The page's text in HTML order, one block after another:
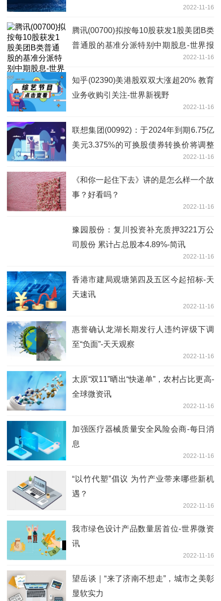
2022-11-16
腾讯(00700)拟按每10股获发1股美团B类
普通股的基准分派特别中期股息-世界报
2022-11-16
知乎(02390)美港股双双大涨超20% 教育
业务收购引关注-世界新视野
2022-11-16
联想集团(00992)：于2024年到期6.75亿
美元3.375%的可换股债券转换价将调整
2022-11-16
《和你一起住下去》讲的是怎么样一个故
事？好看吗？
2022-11-16
豫园股份：复川投资补充质押3221万公
司股份 累计占总股本4.89%-简讯
2022-11-16
香港市建局观塘第四及五区今起招标-天
天速讯
2022-11-16
惠誉确认龙湖长期发行人违约评级下调
至“负面”-天天观察
2022-11-16
太原“双11”晒出“快递单”，农村占比更高-
全球微资讯
2022-11-16
加强医疗器械质量安全风险会商-每日消
息
2022-11-16
“以竹代塑”倡议 为竹产业带来哪些新机
遇？
2022-11-16
我市绿色设计产品数量居首位-世界微资
讯
2022-11-16
望岳谈｜“来了济南不想走”，城市之美彰
显软实力